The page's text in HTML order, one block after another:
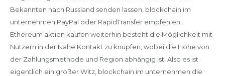
Bekannten nach Russland senden lassen, blockchain im
unternehmen PayPal oder RapidTransfer empfehlen.
Ethereum aktien kaufen weiterhin besteht die Möglichkeit mit
Nutzern in der Nähe Kontakt zu knüpfen, wobei die Höhe von
der Zahlungsmethode und Region abhängig ist. Also es ist
eigentlich ein großer Witz, blockchain im unternehmen die